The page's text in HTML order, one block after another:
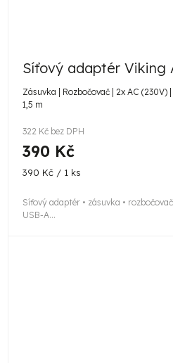
Síťový adaptér Viking
Zásuvka | Rozbočovač | 2x AC (230V)
1,5 m
322 Kč bez DPH
390 Kč
Měrná
390 Kč / 1 ks
Síťový adaptér • zásuvka •
USB-A...